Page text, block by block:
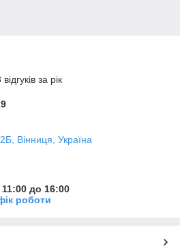
за рік
Вінниця, Україна
до 16:00
роботи